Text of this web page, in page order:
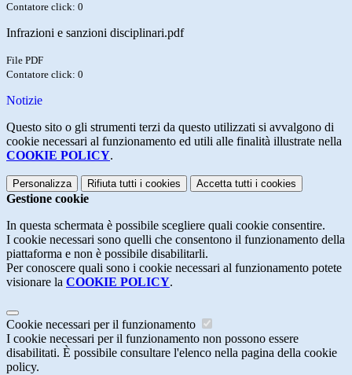
Contatore click: 0
Infrazioni e sanzioni disciplinari.pdf
File PDF
Contatore click: 0
Notizie
Questo sito o gli strumenti terzi da questo utilizzati si avvalgono di
cookie necessari al funzionamento ed utili alle finalità illustrate nella
COOKIE POLICY.
Personalizza Rifiuta tutti i cookies Accetta tutti i cookies
Gestione cookie
In questa schermata è possibile scegliere quali cookie consentire.
I cookie necessari sono quelli che consentono il funzionamento della
piattaforma e non è possibile disabilitarli.
Per conoscere quali sono i cookie necessari al funzionamento potete
visionare la COOKIE POLICY.
Cookie necessari per il funzionamento
I cookie necessari per il funzionamento non possono essere
disabilitati. È possibile consultare l'elenco nella pagina della cookie
policy.